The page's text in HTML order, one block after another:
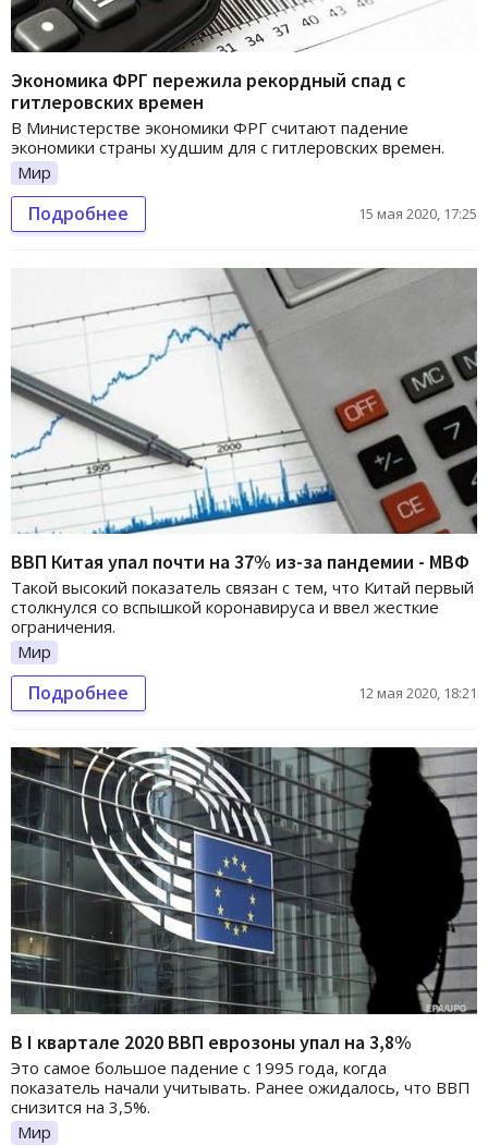
Экономика ФРГ пережила рекордный спад с
гитлеровских времен
В Министерстве экономики ФРГ считают падение
экономики страны худшим для с гитлеровских времен.
Мир
Подробнее 15 мая 2020, 17:25
ВВП Китая упал почти на 37% из-за пандемии - МВФ
Такой высокий показатель связан с тем, что Китай первый
столкнулся со вспышкой коронавируса и ввел жесткие
ограничения.
Мир
Подробнее 12 мая 2020, 18:21
В I квартале 2020 ВВП еврозоны упал на 3,8%
Это самое большое падение с 1995 года, когда
показатель начали учитывать. Ранее ожидалось, что ВВП
снизится на 3,5%.
Мир